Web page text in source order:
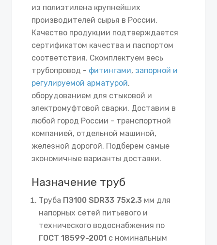
из полиэтилена крупнейших
производителей сырья в России.
Качество продукции подтверждается
сертификатом качества и паспортом
соответствия. Скомплектуем весь
трубопровод - фитингами, запорной и
регулируемой арматурой,
оборудованием для стыковой и
электромуфтовой сварки. Доставим в
любой город России - транспортной
компанией, отдельной машиной,
железной дорогой. Подберем самые
экономичные варианты доставки.
Назначение труб
Труба ПЭ100 SDR33 75х2.3 мм для
напорных сетей питьевого и
технического водоснабжения по
ГОСТ 18599-2001 с номинальным